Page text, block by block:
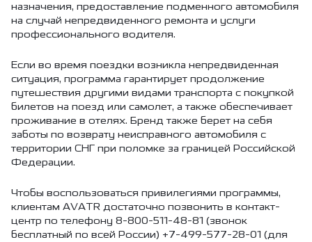
назначения, предоставление подменного автомобиля
на случай непредвиденного ремонта и услуги
профессионального водителя.
Если во время поездки возникла непредвиденная
ситуация, программа гарантирует продолжение
путешествия другими видами транспорта с покупкой
билетов на поезд или самолет, а также обеспечивает
проживание в отелях. Бренд также берет на себя
заботы по возврату неисправного автомобиля с
территории СНГ при поломке за границей Российской
Федерации.
Чтобы воспользоваться привилегиями программы,
клиентам AVATR достаточно позвонить в контакт-
центр по телефону 8-800-511-48-81 (звонок
бесплатный по всей России) +7-499-577-28-01 (для